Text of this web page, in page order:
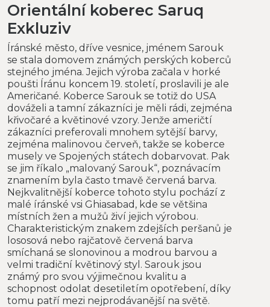
Orientální koberec Saruq
Exkluziv
Íránské město, dříve vesnice, jménem Sarouk
se stala domovem známých perských koberců
stejného jména. Jejich výroba začala v horké
poušti Íránu koncem 19. století, proslavili je ale
Američané. Koberce Sarouk se totiž do USA
dováželi a tamní zákazníci je měli rádi, zejména
křivočaré a květinové vzory. Jenže američtí
zákazníci preferovali mnohem sytější barvy,
zejména malinovou červeň, takže se koberce
musely ve Spojených státech dobarvovat. Pak
se jim říkalo „malovaný Sarouk“, poznávacím
znamením byla často tmavě červená barva.
Nejkvalitnější koberce tohoto stylu pochází z
malé íránské vsi Ghiasabad, kde se většina
místních žen a mužů živí jejich výrobou.
Charakteristickým znakem zdejších peršanů je
lososová nebo rajčatově červená barva
smíchaná se slonovinou a modrou barvou a
velmi tradiční květinový styl. Sarouk jsou
známý pro svou výjimečnou kvalitu a
schopnost odolat desetiletím opotřebení, díky
tomu patří mezi nejprodávanější na světě.